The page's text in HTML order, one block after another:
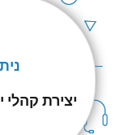
יצירת